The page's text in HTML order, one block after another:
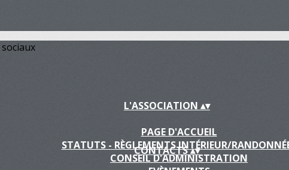
L'ASSOCIATION ▴▾
PAGE D'ACCUEIL
STATUTS - RÈGLEMENTS INTÉRIEUR/
CONSEIL D'ADMINISTRATION
CONTACTS▴▾